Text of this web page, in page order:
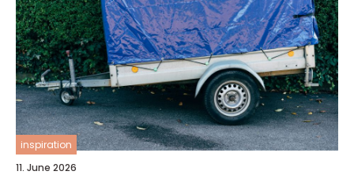
inspiration
11. June 2026